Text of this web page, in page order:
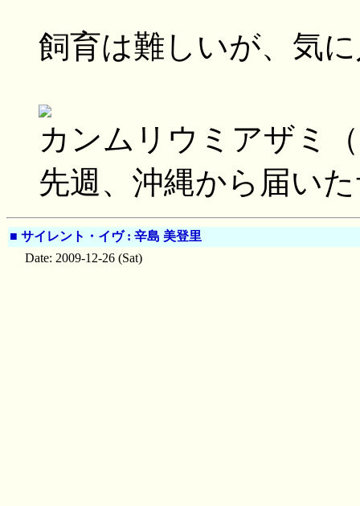
飼育は難しいが、気
カンムリウミアザミ
先週、沖縄から届い
■ サイレント・イヴ : 辛島 美登里
Date: 2009-12-26 (Sat)